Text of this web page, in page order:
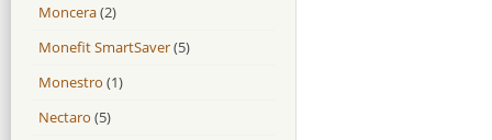
Moncera(2)
Monefit SmartSaver(5)
Monestro (1)
Nectaro (5)